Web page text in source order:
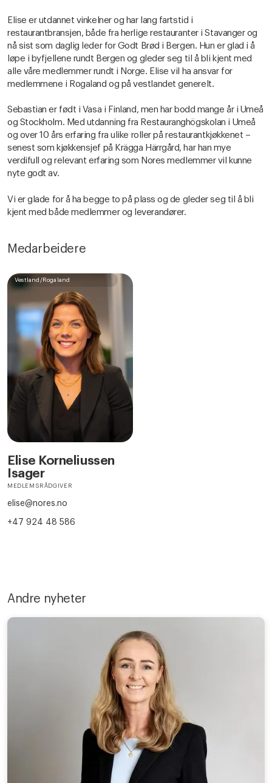
Elise er utdannet vinkelner og har lang fartstid i
restaurantbransjen, både fra herlige restauranter i Stavanger og
nå sist som daglig leder for Godt Brød i Bergen. Hun er glad i å
løpe i byfjellene rundt Bergen og gleder seg til å bli kjent med
alle våre medlemmer rundt i Norge. Elise vil ha ansvar for
medlemmene i Rogaland og på vestlandet generelt.
Sebastian er født i Vasa i Finland, men har bodd mange år i Umeå
og Stockholm. Med utdanning fra Restauranghögskolan i Umeå
og over 10 års erfaring fra ulike roller på restaurantkjøkkenet –
senest som kjøkkensjef på Krägga Härrgård, har han mye
verdifull og relevant erfaring som Nores medlemmer vil kunne
nyte godt av.
Vi er glade for å ha begge to på plass og de gleder seg til å bli
kjent med både medlemmer og leverandører.
Medarbeidere
Vestland/Rogaland
Elise Korneliussen
Isager
MEDLEMSRÅDGIVER
elise@nores.no
+47 924 48 586
Andre nyheter